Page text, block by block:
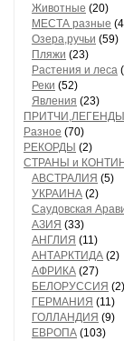
Животные (20)
МЕСТА разные
Озера,ручьи (59)
Пляжи (23)
Растения и леса
Реки (52)
Явления (23)
Разное (70)
РЕКОРДЫ (2)
СТРАНЫ и
АВСТРАЛИЯ (5)
УКРАИНА (2)
Саудовская
АЗИЯ (33)
АНГЛИЯ (11)
АНТАРКТИДА (2)
АФРИКА (27)
БЕЛОРУССИЯ (2)
ГЕРМАНИЯ (11)
ГОЛЛАНДИЯ (9)
ЕВРОПА (103)